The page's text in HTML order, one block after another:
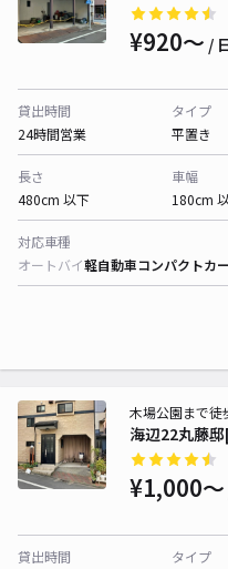
¥920〜 /
貸出時間
24時間営業
タイプ
平置き
長さ
480cm 以下
車幅
180cm
対応車種
オートバイ軽自動車コンパクトカー
海辺22丸藤
木場公園まで徒
¥1,000〜
貸出時間
タイプ